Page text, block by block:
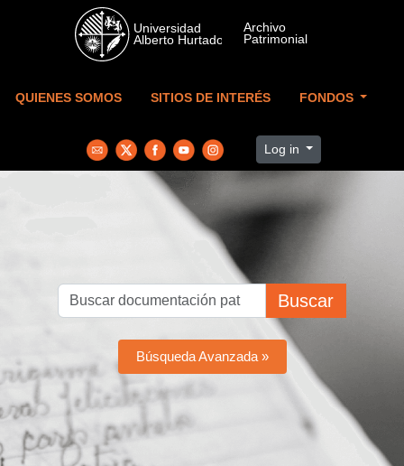
Skip to main content
QUIENES SOMOS SITIOS DE INTERÉS FONDOS
Log in
Buscar
Búsqueda Avanzada »